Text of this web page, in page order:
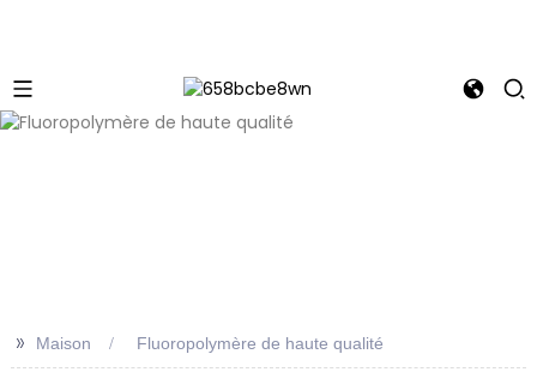
>> Maison Fluoropolymère de haute qualité